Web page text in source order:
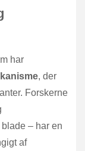
har
, der
Forskerne
– har en
af